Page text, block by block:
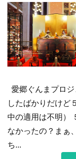
愛郷ぐんまプロ
したばかりだけど
中の適用は不明）
なかったの？まぁ
ち...